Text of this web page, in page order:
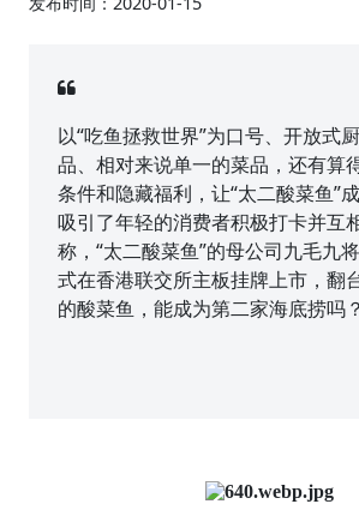
以“吃鱼拯救世界”为口号、开放式
品、相对来说单一的菜品，还有算
条件和隐藏福利，让“太二酸菜鱼”
吸引了年轻的消费者积极打卡并互
称，“太二酸菜鱼”的母公司九毛九
式在香港联交所主板挂牌上市，翻
的酸菜鱼，能成为第二家海底捞吗？